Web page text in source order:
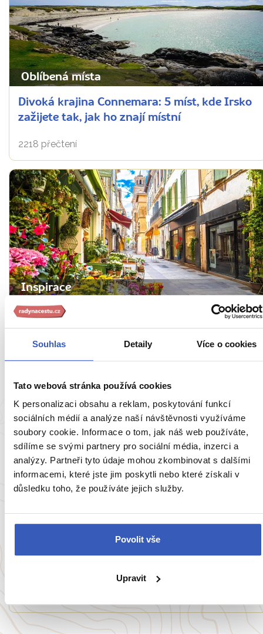
Souhlas Detaily Více o cookies
Tato webová stránka používá cookies
K personalizaci obsahu a reklam, poskytování funkcí
sociálních médií a analýze naší návštěvnosti využíváme
soubory cookie. Informace o tom, jak náš web používáte,
sdílíme se svými partnery pro sociální média, inzerci a
analýzy. Partneři tyto údaje mohou zkombinovat s dalšími
informacemi, které jste jim poskytli nebo které získali v
důsledku toho, že používáte jejich služby.
Povolit vše
Upravit
Oblíbená místa
Divoká krajina Connemara: 5 míst, kde Irsko
zažijete tak, jak ho znají místní
2218 přečtení
Inspirace
10 podzimních okouzlujících měst na dosah
ruky: Je na čase promnout oči a zapátrat po
méně známých cestovatelských
příležitostech
14377 přečtení
7 tipů, jak si naplno užít poloostrov Dingle: